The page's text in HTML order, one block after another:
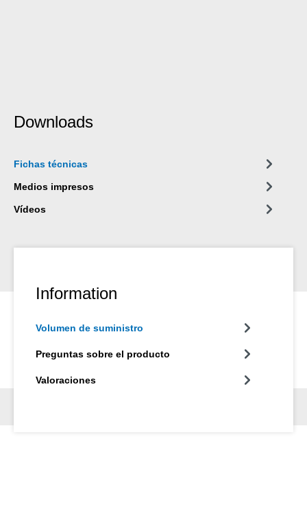
Downloads
Fichas técnicas
Medios impresos
Vídeos
Information
Volumen de suministro
Preguntas sobre el producto
Valoraciones